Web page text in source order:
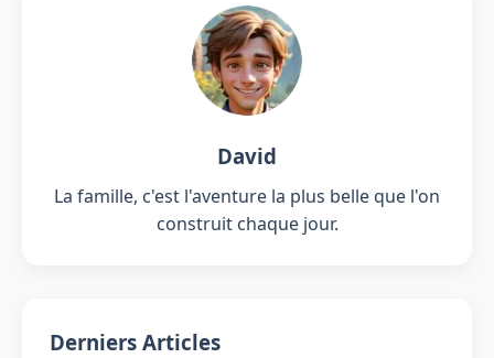
David
La famille, c'est l'aventure la plus belle que l'on
construit chaque jour.
Derniers Articles